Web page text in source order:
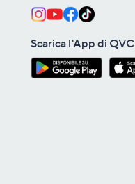
Scarica l'App di QVC